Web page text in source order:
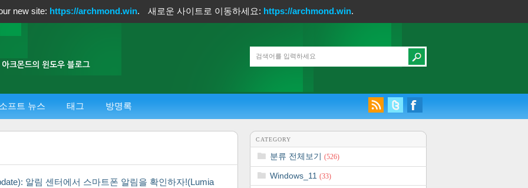
new site: https://archmond.win. 새로운 사이트로 이동하세요: https://archmond.win.
프트 뉴스 태그 방명록
알림 센터에서 스마트폰 알림을 확인하자!(Lumia
CATEGORY
분류 전체보기 (526)
Windows_11 (33)